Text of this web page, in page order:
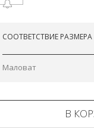
СООТВЕТСТВИЕ РАЗМЕРА
Маловат
В